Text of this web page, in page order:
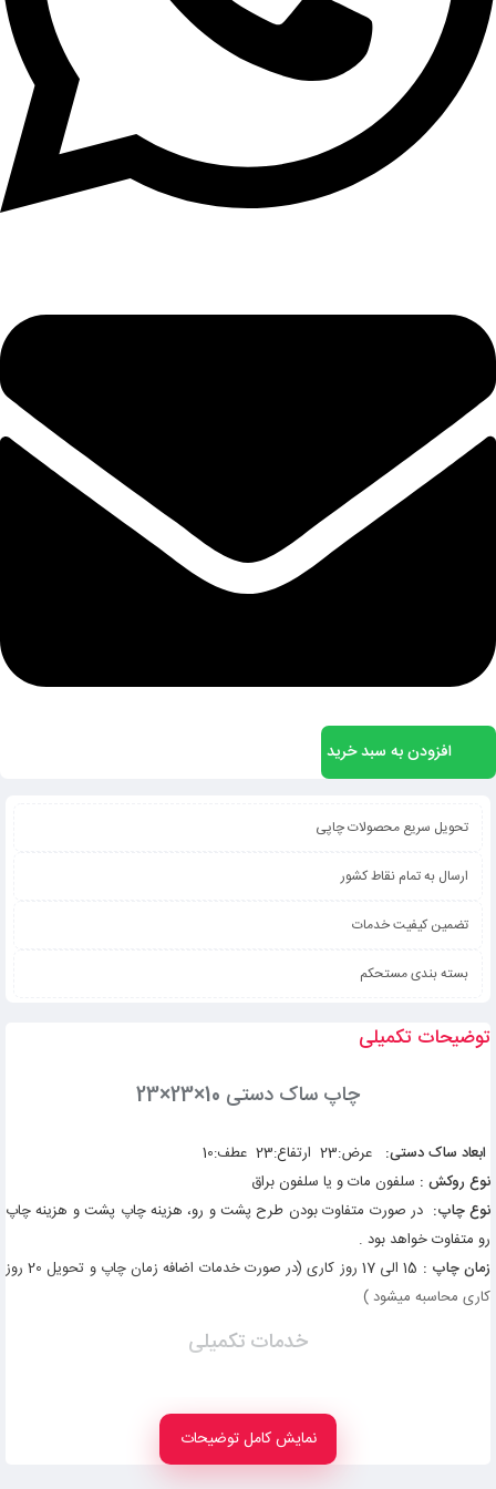
افزودن به سبد خرید
تحویل سریع محصولات چاپی
ارسال به تمام نقاط کشور
تضمین کیفیت خدمات
بسته بندی مستحکم
توضیحات تکمیلی
چاپ ساک دستی 10×23×23
ابعاد ساک دستی: عرض:23 ارتفاع:23 عطف:10
نوع روکش : سلفون مات و یا سلفون براق
نوع چاپ: در صورت متفاوت بودن طرح پشت و رو، هزینه چاپ پشت و هزینه چاپ
رو متفاوت خواهد بود .
زمان چاپ :
15 الی 17 روز کاری (در صورت خدمات اضافه زمان چاپ و تحویل 20 روز
کاری محاسبه میشود )
خدمات تکمیلی
امکان برجسته سازی لوگو و مشخصات مد نظر بر روی ساک دستی
امکان پذیر می باشد. برای انجام این کار کلیشه سازی شده و از پشت طرح ضرب می
نمایش کامل توضیحات